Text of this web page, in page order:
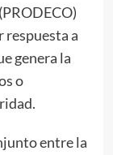
respuesta a
genera la
o
entre la